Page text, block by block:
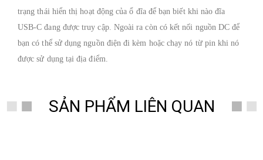
trạng thái hiển thị hoạt động của ổ đĩa để bạn biết khi nào đĩa
USB-C đang được truy cập. Ngoài ra còn có kết nối nguồn DC để
bạn có thể sử dụng nguồn điện đi kèm hoặc chạy nó từ pin khi nó
được sử dụng tại địa điểm.
SẢN PHẨM LIÊN QUAN